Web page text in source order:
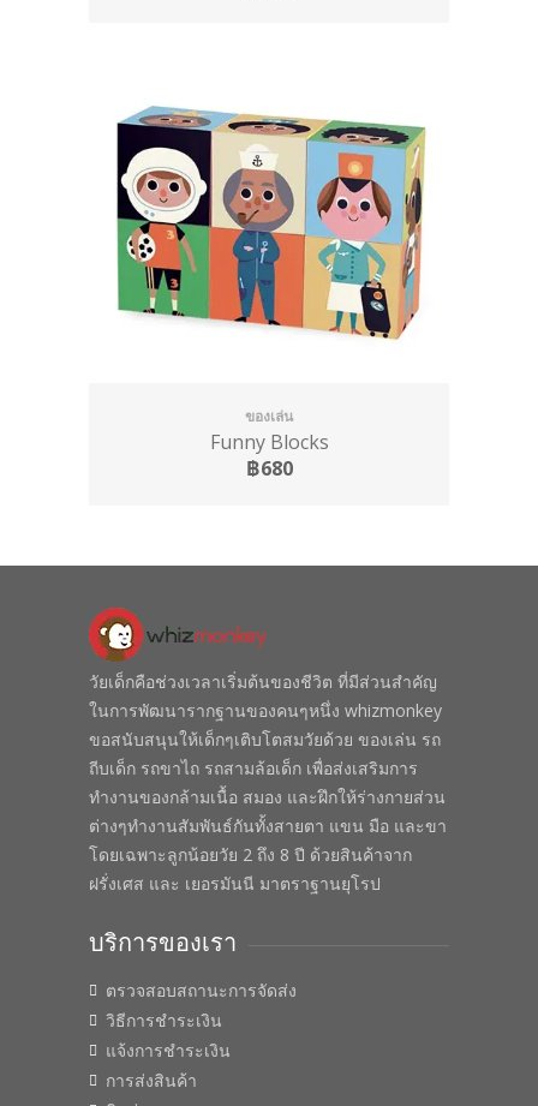
ของเล่น
Funny Blocks
฿680
วัยเด็กคือช่วงเวลาเริ่มต้นของชีวิต ที่มีส่วนสำคัญ
ในการพัฒนารากฐานของคนๆหนึ่ง whizmonkey
ขอสนับสนุนให้เด็กๆเติบโตสมวัยด้วย ของเล่น รถ
ถีบเด็ก รถขาไถ รถสามล้อเด็ก เพื่อส่งเสริมการ
ทำงานของกล้ามเนื้อ สมอง และฝึกให้ร่างกายส่วน
ต่างๆทำงานสัมพันธ์กันทั้งสายตา แขน มือ และขา
โดยเฉพาะลูกน้อยวัย 2 ถึง 8 ปี ด้วยสินค้าจาก
ฝรั่งเศส และ เยอรมันนี มาตราฐานยุโรป
บริการของเรา
ตรวจสอบสถานะการจัดส่ง
วิธีการชำระเงิน
แจ้งการชำระเงิน
การส่งสินค้า